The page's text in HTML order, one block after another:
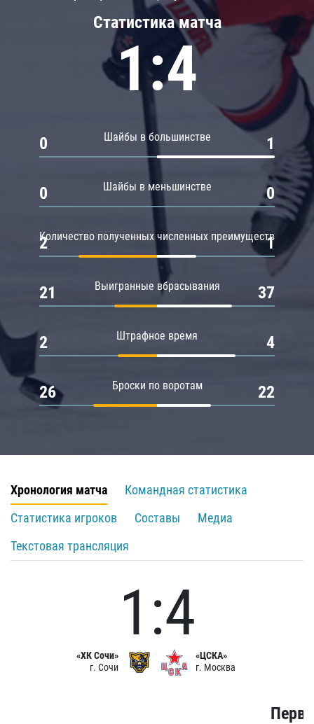
Статистика матча
1:4
Шайбы в большинстве
0 1
Шайбы в меньшинстве
0 0
Количество полученных численных преимуществ
2 1
Выигранные вбрасывания
21 37
Штрафное время
2 4
Броски по воротам
26 22
Хронология матча
Командная статистика
Статистика игроков
Составы
Медиа
Текстовая трансляция
«ХК Сочи»
г. Сочи
1:4
«ЦСКА»
г. Москва